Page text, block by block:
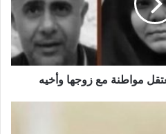
مواطنة مع زوجها وأخيه